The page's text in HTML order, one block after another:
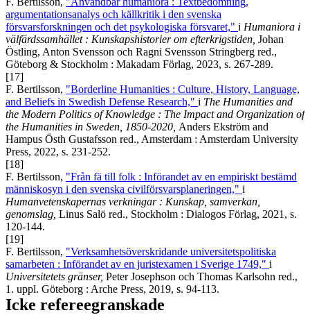
argumentationsanalys och källkritik i den svenska
försvarsforskningen och det psykologiska försvaret," i Humaniora i
välfärdssamhället : Kunskapshistorier om efterkrigstiden, Johan
Östling, Anton Svensson och Ragni Svensson Stringberg red.,
Göteborg & Stockholm : Makadam Förlag, 2023, s. 267-289.
[17]
F. Bertilsson, "Borderline Humanities : Culture, History, Language,
and Beliefs in Swedish Defense Research," i The Humanities and
the Modern Politics of Knowledge : The Impact and Organization of
the Humanities in Sweden, 1850-2020, Anders Ekström and
Hampus Östh Gustafsson red., Amsterdam : Amsterdam University
Press, 2022, s. 231-252.
[18]
F. Bertilsson, "Från fä till folk : Införandet av en empiriskt bestämd
människosyn i den svenska civilförsvarsplaneringen," i
Humanvetenskapernas verkningar : Kunskap, samverkan,
genomslag, Linus Salö red., Stockholm : Dialogos Förlag, 2021, s.
120-144.
[19]
F. Bertilsson, "Verksamhetsöverskridande universitetspolitiska
samarbeten : Införandet av en juristexamen i Sverige 1749," i
Universitetets gränser, Peter Josephson och Thomas Karlsohn red.,
1. uppl. Göteborg : Arche Press, 2019, s. 94-113.
Icke refereegranskade